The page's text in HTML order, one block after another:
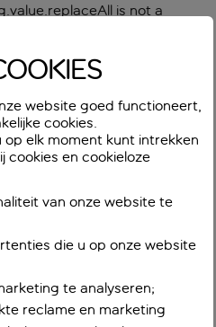
is not a
website goed functioneert,
cookies.
elk moment kunt intrekken
cookies en cookieloze
van onze website te
die u op onze website
te analyseren;
reclame en marketing